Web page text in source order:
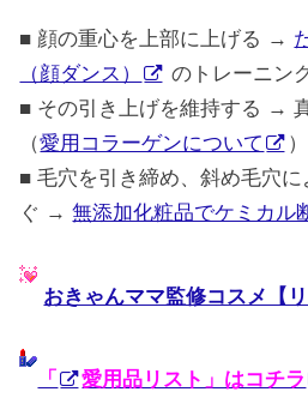
■ 顔の重心を上部に上げる →
（顔ダンス）
のトレーニン
■ その引き上げを維持する →
（愛用コラーゲンについて
）
■ 毛穴を引き締め、斜め毛穴
ぐ →無添加化粧品でケミカル
おきゃんママ監修コスメ【リ
「 愛用品リスト」はコチラ